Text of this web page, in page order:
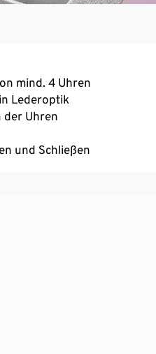
mind. 4 Uhren
Lederoptik
der Uhren
und Schließen